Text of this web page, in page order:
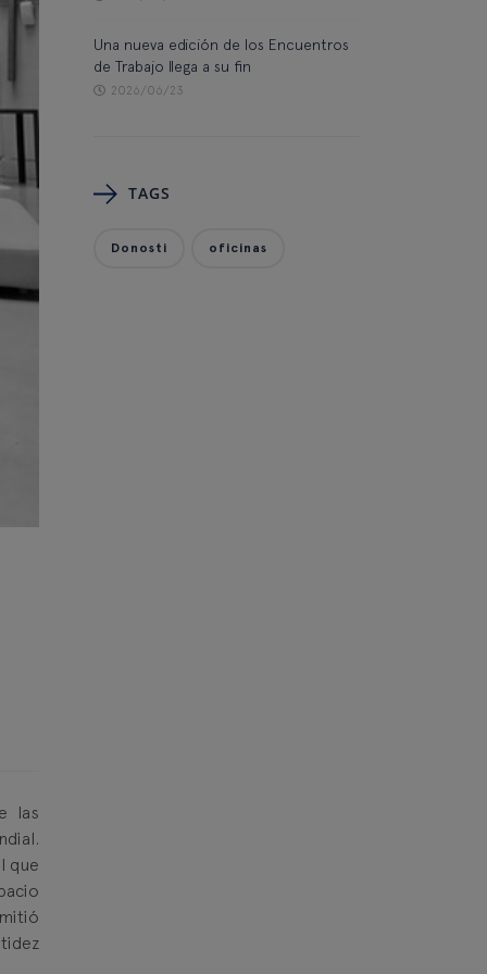
las
que
Una nueva edición de los Encuentros
de Trabajo llega a su fin
2026/06/23
TAGS
Donosti oficinas